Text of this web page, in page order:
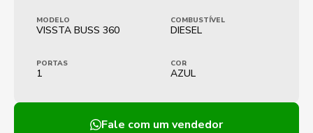
MODELO
VISSTA BUSS 360
COMBUSTÍVEL
DIESEL
PORTAS
1
COR
AZUL
Fale com um vendedor